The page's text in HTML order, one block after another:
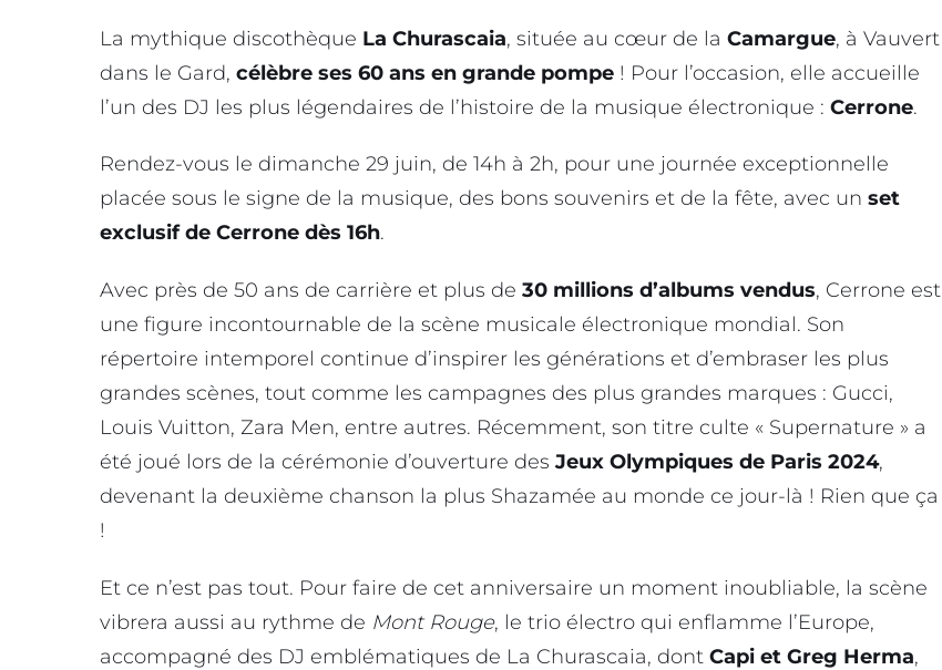
La mythique discothèque La Churascaia, située au cœur de la Camargue, à Vauvert
dans le Gard, célèbre ses 60 ans en grande pompe ! Pour l’occasion, elle accueille
l’un des DJ les plus légendaires de l’histoire de la musique électronique : Cerrone.
Rendez-vous le dimanche 29 juin, de 14h à 2h, pour une journée exceptionnelle
placée sous le signe de la musique, des bons souvenirs et de la fête, avec un set
exclusif de Cerrone dès 16h.
Avec près de 50 ans de carrière et plus de 30 millions d’albums vendus, Cerrone est
une figure incontournable de la scène musicale électronique mondial. Son
répertoire intemporel continue d’inspirer les générations et d’embraser les plus
grandes scènes, tout comme les campagnes des plus grandes marques : Gucci,
Louis Vuitton, Zara Men, entre autres. Récemment, son titre culte « Supernature » a
été joué lors de la cérémonie d’ouverture des Jeux Olympiques de Paris 2024,
devenant la deuxième chanson la plus Shazamée au monde ce jour-là ! Rien que ça
!
Et ce n’est pas tout. Pour faire de cet anniversaire un moment inoubliable, la scène
vibrera aussi au rythme de Mont Rouge, le trio électro qui enflamme l’Europe,
accompagné des DJ emblématiques de La Churascaia, dont Capi et Greg Herma,